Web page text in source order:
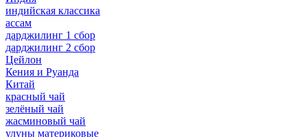
индийская классика
ассам
дарджилинг 1 сбор
дарджилинг 2 сбор
Цейлон
Кения и Руанда
Китай
красный чай
зелёный чай
жасминовый чай
улуны материковые